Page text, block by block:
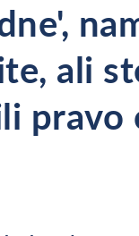
ali
pravo